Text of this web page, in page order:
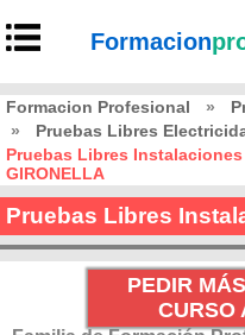
Formacion
Formacion Profesional »
»
Pruebas Libres
Pruebas Libres
GIRONELLA
Pruebas Libres
PEDIR
CURSO